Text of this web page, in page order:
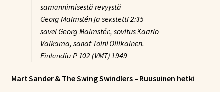
samannimisestä revyystä
Georg Malmstén ja sekstetti 2:35
sävel Georg Malmstén, sovitus Kaarlo
Valkama, sanat Toini Ollikainen.
Finlandia P 102 (VMT) 1949
Mart Sander & The Swing Swindlers – Ruusuinen hetki